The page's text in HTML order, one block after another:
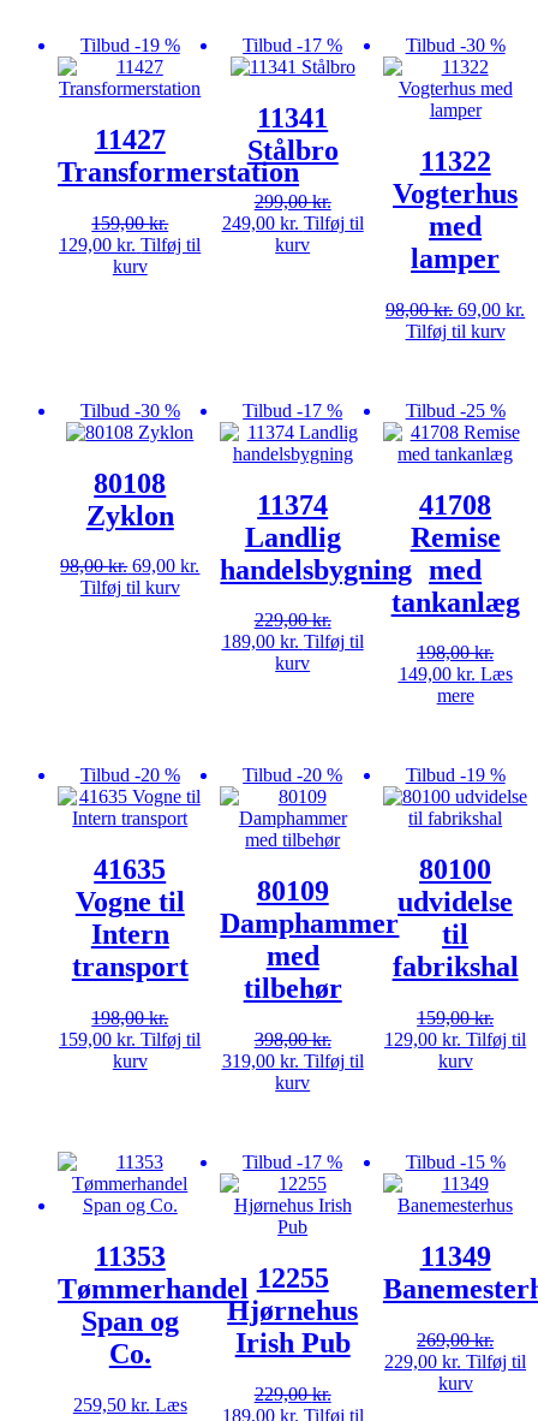
Tilbud -19 %
11427
Transformerstation
159,00kr.
Den
oprindelige
129,00kr. Den
aktuelle
Tilføj til
kurv
Tilbud -17 %
11341
Stålbro
299,00kr.
Den
oprindelige
249,00 kr. Den
aktuelle
Tilføj til
kurv
Tilbud -30 %
11322
Vogterhus
med
lamper
98,00kr. Den
69,00kr.
Tilføj til kurv
Tilbud -30 %
80108
Zyklon
98,00kr. Den
oprindelige
69,00kr. Den
aktuelle
69,00 kr..
Tilføj til kurv
Tilbud -17 %
11374
Landlig
handelsbygning
229,00kr.
Den
oprindelige
189,00 kr.Den
aktuelle
Tilføj til
kurv
Tilbud -25 %
41708
Remise
med
tankanlæg
198,00kr.
Den
oprindelige
149,00 kr.Den
aktuelle
Læs
mere
Tilbud -20 %
41635
Vogne til
Intern
transport
198,00kr.
Den
oprindelige
159,00kr. Den
aktuelle
Tilføj til
kurv
Tilbud -20 %
80109
Damphammer
med
tilbehør
398,00kr.
Den
oprindelige
319,00 kr. Den
aktuelle
Tilføj til
kurv
Tilbud -19 %
80100
udvidelse
til
fabrikshal
159,00kr.
Den
oprindelige
129,00kr. Den
aktuelle
Tilføj til
kurv
11353
Tømmerhandel
Span og
Co.
259,50 kr. Læs
Tilbud -17 %
12255
Hjørnehus
Irish Pub
229,00kr.
Den
189,00 kr. Den
Tilføj til
Tilbud -15 %
11349
269,00kr.
Den
oprindelige
229,00kr. Den
aktuelle
Tilføj til
kurv